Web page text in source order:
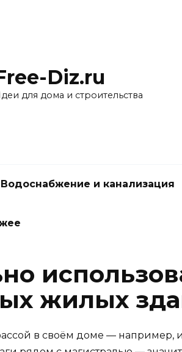
Diz.ru
для дома и строительства
Водоснабжение и канализация
жилых
в своём доме —